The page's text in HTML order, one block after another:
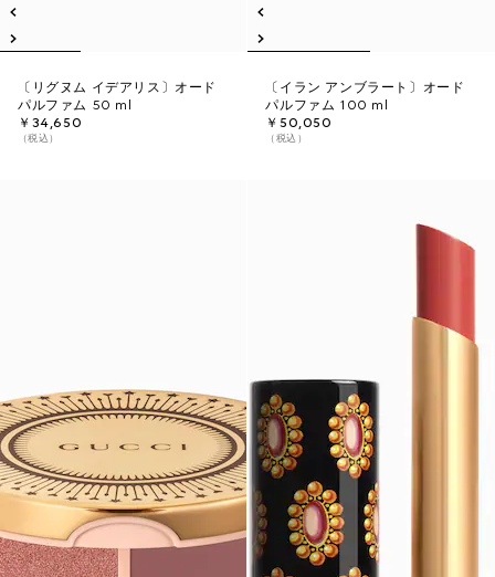
〔リグヌム イデアリス〕オード
パルファム 50 ml
￥34,650
（税込）
〔イラン アンブラート〕オード
パルファム 100 ml
￥50,050
（税込）